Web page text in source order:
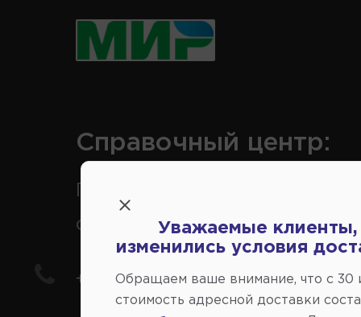
Справочный центр:
отечественные авто
+7(978) 206-206-5
Уважаемые клиенты,
изменились условия
Обращаем ваше внимание, что c 30
стоимость адресной доставки